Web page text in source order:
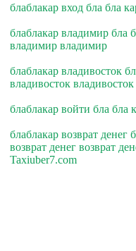
блаблакар вход бла бла
блаблакар владимир бла
владимир владимир
блаблакар владивосток
владивосток владивосток
блаблакар войти бла бла
блаблакар возврат денег
возврат денег возврат
Taxiuber7.com